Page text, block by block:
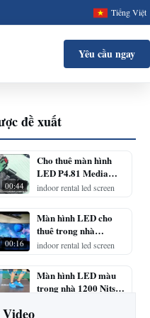
Tiếng Việt
Yêu cầu ngay
đề xuất
00:44
Cho thuê màn hình
LED P4.81 Media
5500 Nits cho sự kiện
indoor rental led screen
00:16
Màn hình LED cho
thuê trong nhà
500x125, ghép nối liền
indoor rental led screen
Màn hình LED màu
trong nhà 1200 Nits